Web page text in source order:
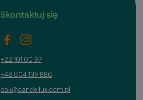
Skontaktuj się
+22 101 00 97
+48 604 139 886
bok@candellux.com.pl